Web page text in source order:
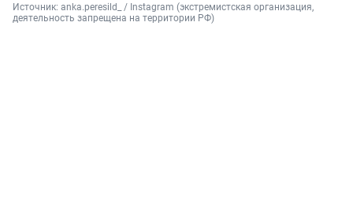
Источник: anka.peresild_ / Instagram (экстремистская организация,
деятельность запрещена на территории РФ)